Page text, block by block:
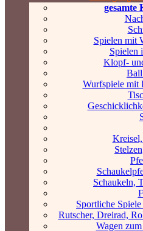
gesamte
Spielen mit
Spielen
Klopf-
Wurfspiele mit
Schaukeln,
Sportliche
Rutscher, Dreirad,
Wagen